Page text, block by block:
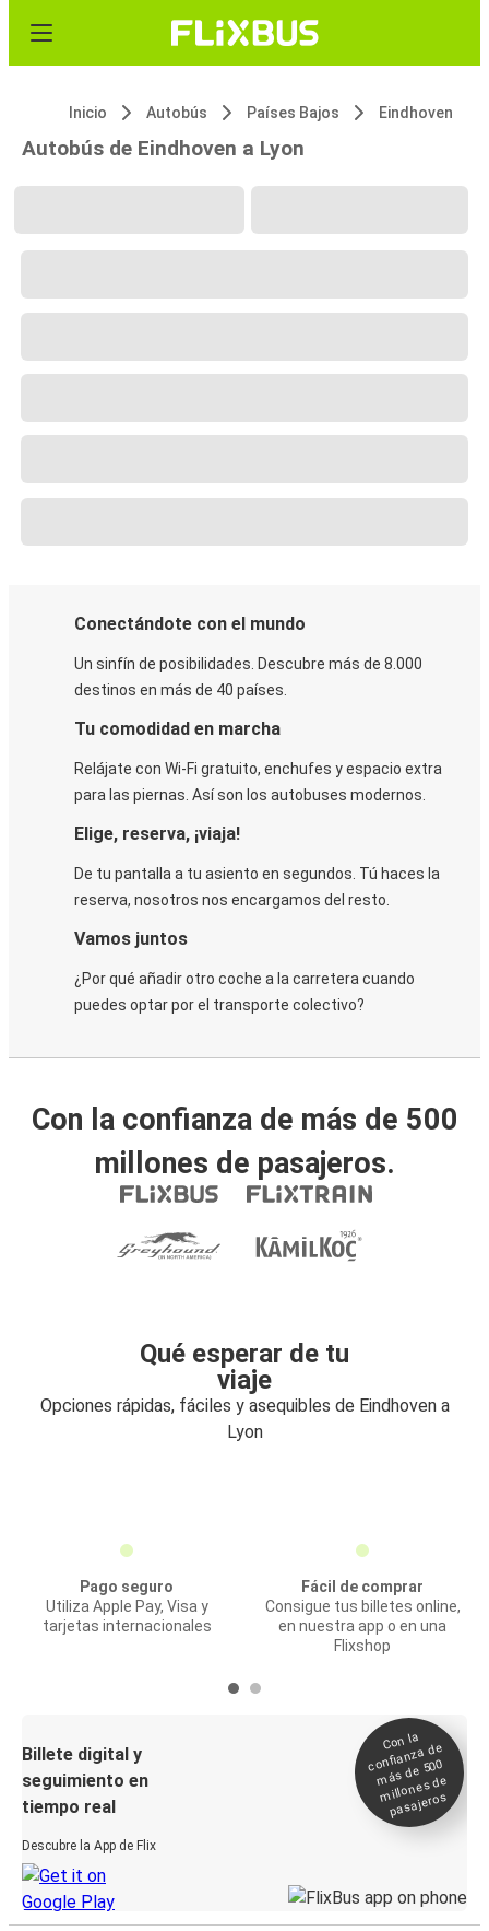
Inicio Autobús Países Bajos Eindhoven
Autobús de Eindhoven a Lyon
Conectándote con el mundo
Un sinfín de posibilidades. Descubre más de 8.000
destinos en más de 40 países.
Tu comodidad en marcha
Relájate con Wi-Fi gratuito, enchufes y espacio extra
para las piernas. Así son los autobuses modernos.
Elige, reserva, ¡viaja!
De tu pantalla a tu asiento en segundos. Tú haces la
reserva, nosotros nos encargamos del resto.
Vamos juntos
¿Por qué añadir otro coche a la carretera cuando
puedes optar por el transporte colectivo?
Con la confianza de más de 500
millones de pasajeros.
Qué esperar de tu
viaje
Opciones rápidas, fáciles y asequibles de Eindhoven a
Lyon
Pago seguro
Utiliza Apple Pay, Visa y
tarjetas internacionales
Fácil de comprar
Consigue tus billetes online,
en nuestra app o en una
Flixshop
Billete digital y
seguimiento en
tiempo real
Descubre la App de Flix
Con la
confianza de
más de 500
millones de
pasajeros